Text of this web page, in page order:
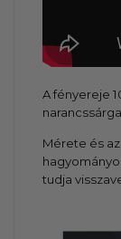
A fényereje
Mérete és
tudja